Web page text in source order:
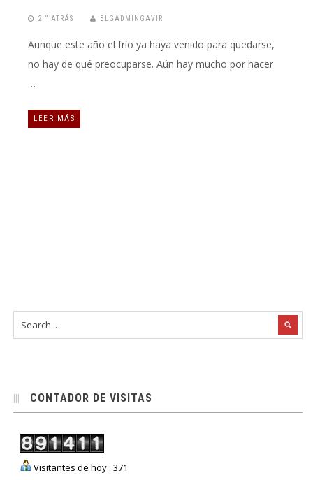
2 “” ATRÁS BLGADMINGAVIR
Aunque este año el frío ya haya venido para quedarse,
no hay de qué preocuparse. Aún hay mucho por hacer
…
LEER MÁS
CONTADOR DE VISITAS
Visitantes de hoy : 371